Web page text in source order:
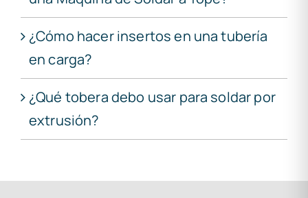
¿Cómo hacer insertos en una tubería
en carga?
¿Qué tobera debo usar para soldar por
extrusión?